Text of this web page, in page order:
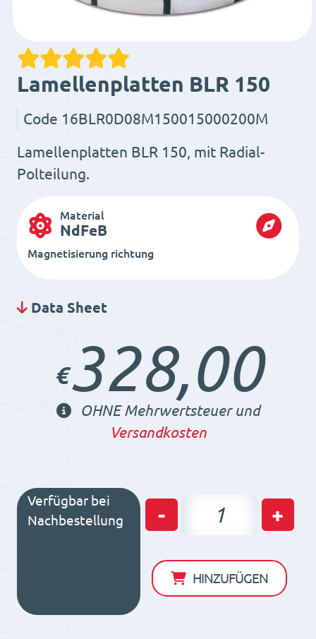
Lamellenplatten BLR 150
Code 16BLR0D08M150015000200M
Lamellenplatten BLR 150, mit Radial-
Polteilung.
Material
NdFeB
Magnetisierung richtung
Data Sheet
€328,00
OHNE Mehrwertsteuer und
Versandkosten
Verfügbar bei
Nachbestellung
-
Lamellenplatten
Menge
+
HINZUFÜGEN